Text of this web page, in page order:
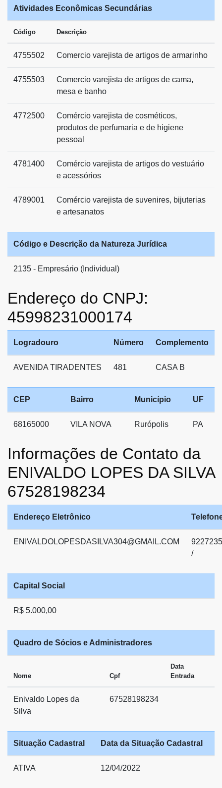
Atividades Econômicas Secundárias
Código Descrição
4755502 Comercio varejista de artigos de armarinho
4755503
Comercio varejista de artigos de cama,
mesa e banho
4772500
Comércio varejista de cosméticos,
produtos de perfumaria e de higiene
pessoal
4781400
Comércio varejista de artigos do vestuário
e acessórios
4789001
Comércio varejista de suvenires, bijuterias
e artesanatos
Código e Descrição da Natureza Jurídica
2135 - Empresário (Individual)
Endereço do CNPJ:
45998231000174
Logradouro Número Complemento
AVENIDA TIRADENTES 481 CASA B
CEP Bairro Município UF
68165000 VILA NOVA Rurópolis PA
Informações de Contato da
ENIVALDO LOPES DA SILVA
67528198234
Endereço Eletrônico
ENIVALDOLOPESDASILVA304@GMAIL.COM
/
Capital Social
R$ 5.000,00
Quadro de Sócios e Administradores
Nome Cpf
Data
Entrada
Enivaldo Lopes da
Silva
67528198234
Situação Cadastral Data da Situação Cadastral
ATIVA 12/04/2022